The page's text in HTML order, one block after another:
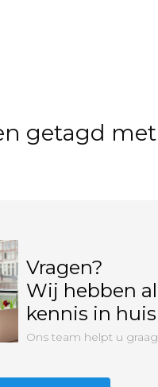
getagd
Vragen?
Wij hebben
kennis in
Ons team helpt u graag